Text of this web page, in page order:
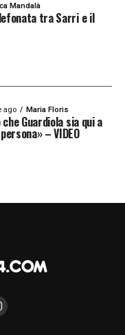
Mandalà
tra Sarri e il
ago Maria Floris
Guardiola sia qui a
– VIDEO